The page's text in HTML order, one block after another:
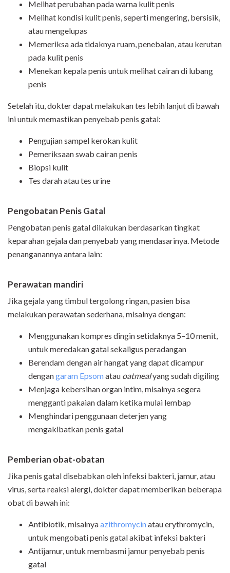
Melihat perubahan pada warna kulit penis
Melihat kondisi kulit penis, seperti mengering, bersisik,
atau mengelupas
Memeriksa ada tidaknya ruam, penebalan, atau kerutan
pada kulit penis
Menekan kepala penis untuk melihat cairan di lubang
penis
Setelah itu, dokter dapat melakukan tes lebih lanjut di bawah
ini untuk memastikan penyebab penis gatal:
Pengujian sampel kerokan kulit
Pemeriksaan swab cairan penis
Biopsi kulit
Tes darah atau tes urine
Pengobatan Penis Gatal
Pengobatan penis gatal dilakukan berdasarkan tingkat
keparahan gejala dan penyebab yang mendasarinya. Metode
penanganannya antara lain:
Perawatan mandiri
Jika gejala yang timbul tergolong ringan, pasien bisa
melakukan perawatan sederhana, misalnya dengan:
Menggunakan kompres dingin setidaknya 5–10 menit,
untuk meredakan gatal sekaligus peradangan
Berendam dengan air hangat yang dapat dicampur
dengangaram Epsomatau oatmealyang sudah digiling
Menjaga kebersihan organ intim, misalnya segera
mengganti pakaian dalam ketika mulai lembap
Menghindari penggunaan deterjen yang
mengakibatkan penis gatal
Pemberian obat-obatan
Jika penis gatal disebabkan oleh infeksi bakteri, jamur, atau
virus, serta reaksi alergi, dokter dapat memberikan beberapa
obat di bawah ini:
Antibiotik, misalnyaazithromycinatau erythromycin,
untuk mengobati penis gatal akibat infeksi bakteri
Antijamur, untuk membasmi jamur penyebab penis
gatal